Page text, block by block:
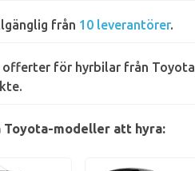
från 10 leverantörer.
offerter för hyrbilar från Toyota
Toyota-modeller att hyra: